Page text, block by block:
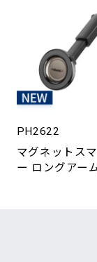
PH2622
マグネットス
ー ロングアー